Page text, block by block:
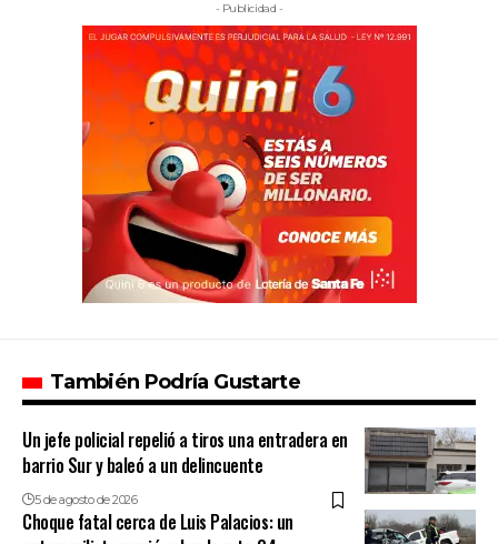
- Publicidad -
También Podría Gustarte
Un jefe policial repelió a tiros una entradera en
barrio Sur y baleó a un delincuente
5 de agosto de 2026
Choque fatal cerca de Luis Palacios: un